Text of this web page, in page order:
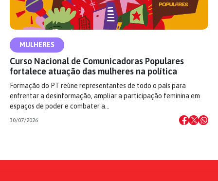
MULHERES
Curso Nacional de Comunicadoras Populares
fortalece atuação das mulheres na política
Formação do PT reúne representantes de todo o país para
enfrentar a desinformação, ampliar a participação feminina em
espaços de poder e combater a…
30/07/2026